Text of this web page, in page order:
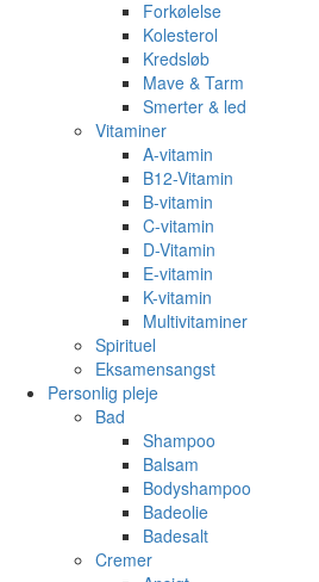
Forkølelse
Kolesterol
Kredsløb
Mave & Tarm
Smerter & led
Vitaminer
A-vitamin
B12-Vitamin
B-vitamin
C-vitamin
D-Vitamin
E-vitamin
K-vitamin
Multivitaminer
Spirituel
Eksamensangst
Personlig pleje
Bad
Shampoo
Balsam
Bodyshampoo
Badeolie
Badesalt
Cremer